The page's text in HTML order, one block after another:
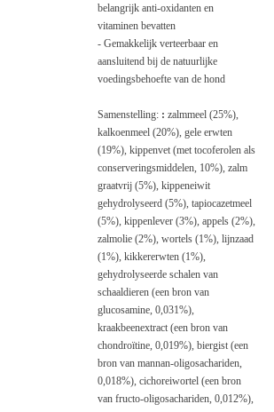
belangrijk anti-oxidanten en
vitaminen bevatten
- Gemakkelijk verteerbaar en
aansluitend bij de natuurlijke
voedingsbehoefte van de hond
Samenstelling: : zalmmeel (25%),
kalkoenmeel (20%), gele erwten
(19%), kippenvet (met tocoferolen als
conserveringsmiddelen, 10%), zalm
graatvrij (5%), kippeneiwit
gehydrolyseerd (5%), tapiocazetmeel
(5%), kippenlever (3%), appels (2%),
zalmolie (2%), wortels (1%), lijnzaad
(1%), kikkererwten (1%),
gehydrolyseerde schalen van
schaaldieren (een bron van
glucosamine, 0,031%),
kraakbeenextract (een bron van
chondroïtine, 0,019%), biergist (een
bron van mannan-oligosachariden,
0,018%), cichoreiwortel (een bron
van fructo-oligosachariden, 0,012%),